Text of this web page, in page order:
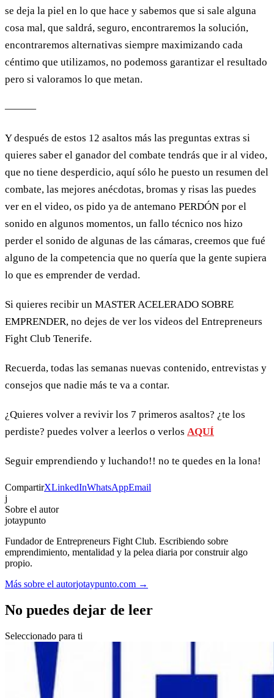
se deja la piel en lo que hace y sabemos que si sale alguna
cosa mal, que saldrá, seguro, encontraremos la solución,
encontraremos alternativas siempre maximizando cada
céntimo que utilizamos, no podemoss garantizar el resultado
pero si valoramos lo que metan.
———
Y después de estos 12 asaltos más las preguntas extras si
quieres saber el ganador del combate tendrás que ir al video,
que no tiene desperdicio, aquí sólo he puesto un resumen del
combate, las mejores anécdotas, bromas y risas las puedes
ver en el video, os pido ya de antemano PERDÓN por el
sonido en algunos momentos, un fallo técnico nos hizo
perder el sonido de algunas de las cámaras, creemos que fué
alguno de la competencia que no quería que la gente supiera
lo que es emprender de verdad.
Si quieres recibir un MASTER ACELERADO SOBRE
EMPRENDER, no dejes de ver los videos del Entrepreneurs
Fight Club Tenerife.
Recuerda, todas las semanas nuevas contenido, entrevistas y
consejos que nadie más te va a contar.
¿Quieres volver a revivir los 7 primeros asaltos? ¿te los
perdiste? puedes volver a leerlos o verlos AQUÍ
Seguir emprendiendo y luchando!! no te quedes en la lona!
CompartirXLinkedInWhatsAppEmail
j
Sobre el autor
jotaypunto
Fundador de Entrepreneurs Fight Club. Escribiendo sobre
emprendimiento, mentalidad y la pelea diaria por construir algo
propio.
Más sobre el autorjotaypunto.com →
No puedes dejar de leer
Seleccionado para ti